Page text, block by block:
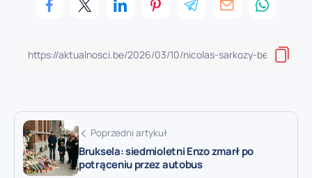
Poprzedni artykuł
Bruksela: siedmioletni Enzo zmarł po
potrąceniu przez autobus